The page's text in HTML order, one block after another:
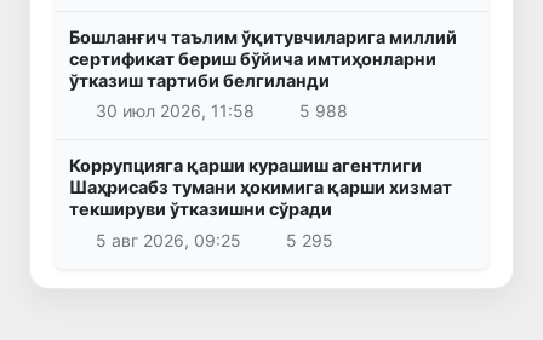
Бошланғич таълим ўқитувчиларига миллий
сертификат бериш бўйича имтиҳонларни
ўтказиш тартиби белгиланди
30 июл 2026, 11:58
5 988
Коррупцияга қарши курашиш агентлиги
Шаҳрисабз тумани ҳокимига қарши хизмат
текшируви ўтказишни сўради
5 авг 2026, 09:25
5 295